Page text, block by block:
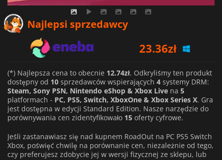
Najlepsi sprzedawcy
24.66zł
55.84zł
(*) Najlepsza cena to obecnie 12.74zł. Odkryliśmy ten produkt
dostępny od 10 sprzedawców wspierających 4 systemy DRM:
Steam, Sony PSN, Nintendo eShop & Xbox Live na 5
platformach - PC, PS5, Switch, XboxOne & Xbox Series X. Gra
jest dostępna w edycji Standard Edition. Nasze narzędzie do
porównywania cen zidentyfikowało 15 oferty cyfrowe.
Jeśli zastanawiasz się nad kupnem RoadOut na PC PS5 Switch
Xbox, poświęć chwilę na porównanie cen, niezależnie od tego,
czy preferujesz zdobycie jej w wersji fizycznej ze sklepu, lub